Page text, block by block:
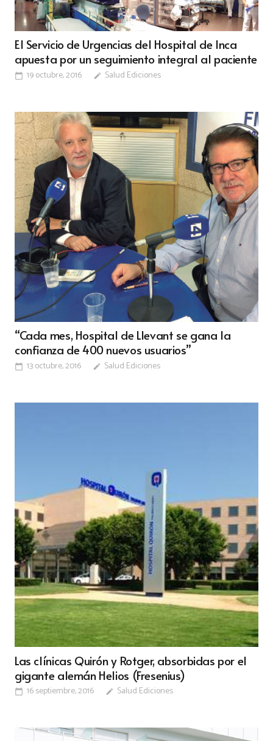
El Servicio de Urgencias del Hospital de Inca
apuesta por un seguimiento integral al paciente
calendar_today 19 octubre, 2016 edit Salud Ediciones
“Cada mes, Hospital de Llevant se gana la
confianza de 400 nuevos usuarios”
calendar_today 13 octubre, 2016 edit Salud Ediciones
Las clínicas Quirón y Rotger, absorbidas por el
gigante alemán Helios (Fresenius)
calendar_today 16 septiembre, 2016 edit Salud Ediciones